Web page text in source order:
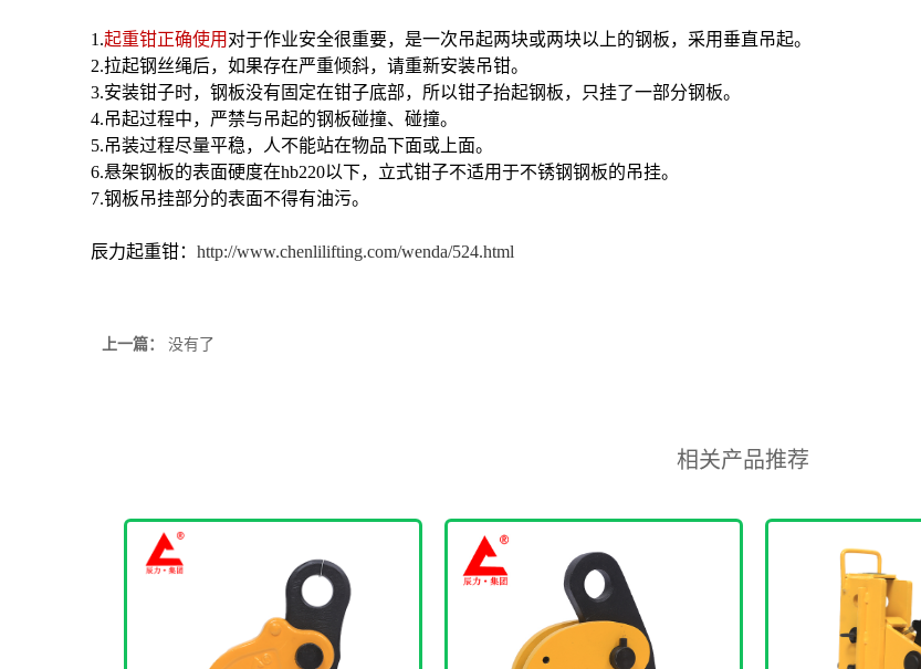
1.起重钳正确使用 对于作业安全很重要，是一次吊起两块或两块以上的钢板，采用垂直吊起。
2.拉起钢丝绳后，如果存在严重倾斜，请重新安装吊钳。
3.安装钳子时，钢板没有固定在钳子底部，所以钳子抬起钢板，只挂了一部分钢板。
4.吊起过程中，严禁与吊起的钢板碰撞、碰撞。
5.吊装过程尽量平稳，人不能站在物品下面或上面。
6.悬架钢板的表面硬度在hb220以下，立式钳子不适用于不锈钢钢板的吊挂。
7.钢板吊挂部分的表面不得有油污。
辰力起重钳： http://www.chenlilifting.com/wenda/524.html
上一篇： 没有了
相关产品推荐